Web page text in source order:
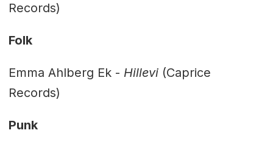
Records)
Folk
Emma Ahlberg Ek - Hillevi(Caprice
Records)
Punk